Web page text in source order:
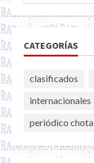
CATEGORÍAS
clasificados
internacionales
periódico chota